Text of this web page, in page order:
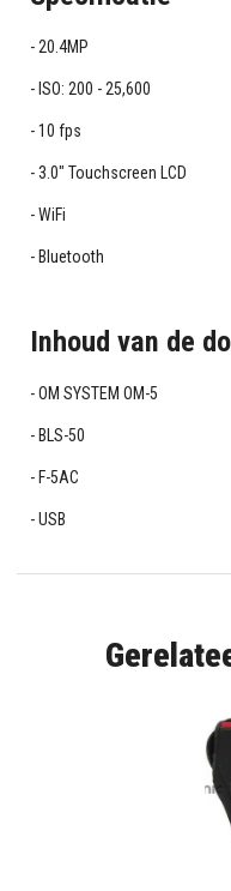
20.4MP
ISO: 200 - 25,600
10 fps
3.0" Touchscreen LCD
WiFi
Bluetooth
Inhoud van de
OM SYSTEM OM-5
BLS-50
F-5AC
USB